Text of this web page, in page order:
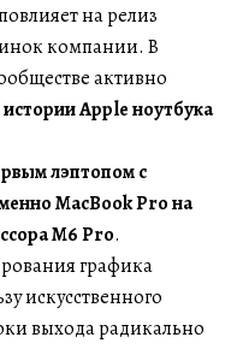
на релиз
компании. В
активно
Apple ноутбука
лэптопом с
MacBook Pro на
M6 Pro.
графика
искусственного
выхода радикально